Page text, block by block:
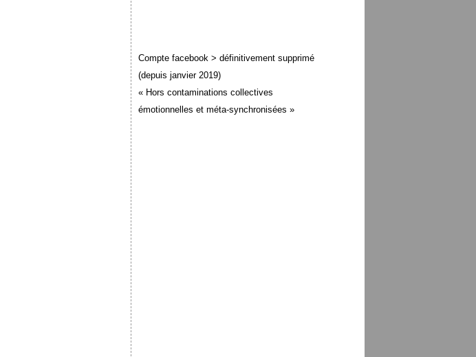
Compte facebook > définitivement supprimé
(depuis janvier 2019)
« Hors contaminations collectives
émotionnelles et méta-synchronisées »